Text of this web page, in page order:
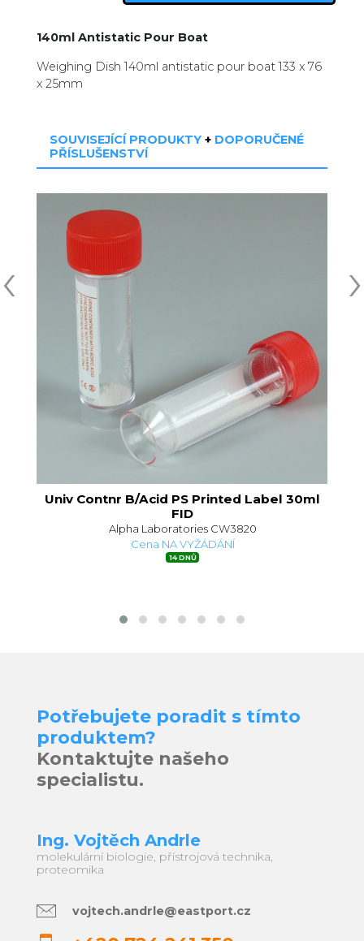
140ml Antistatic Pour Boat
Weighing Dish 140ml antistatic pour boat 133 x 76
x 25mm
SOUVISEJÍCÍ PRODUKTY +DOPORUČENÉ
PŘÍSLUŠENSTVÍ
Univ Contnr B/Acid PS Printed Label 30ml
FID
Alpha Laboratories CW3820
Cena NA VYŽÁDÁNÍ
14 DNŮ
‹ ›
Potřebujete poradit s tímto
produktem?
Kontaktujte našeho
specialistu.
Ing. Vojtěch Andrle
molekulární biologie, přístrojová technika,
proteomika
vojtech.andrle@eastport.cz